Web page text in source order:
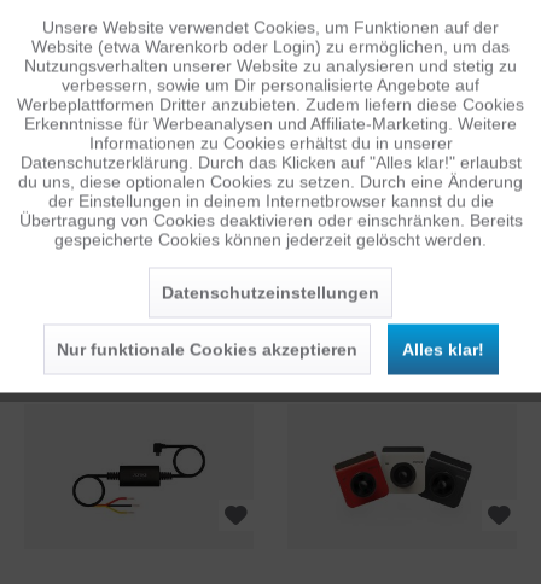
29,98 €
UVP: 59,95 €1 12,48 €
UVP: 24,95 €
19,98 €
UVP: 39,95 €
REARCAM RC09 SET
ab 99,95 €
Funktionale Aktiv
Tracking Inaktiv
Personalisierung Inaktiv
Service Inaktiv
Unsere Website verwendet Cookies, um Funktionen auf der
Website (etwa Warenkorb oder Login) zu ermöglichen, um das
Nutzungsverhalten unserer Website zu analysieren und stetig zu
verbessern, sowie um Dir personalisierte Angebote auf
Werbeplattformen Dritter anzubieten. Zudem liefern diese Cookies
Erkenntnisse für Werbeanalysen und Affiliate-Marketing. Weitere
Informationen zu Cookies erhältst du in unserer
Datenschutzerklärung. Durch das Klicken auf "Alles klar!" erlaubst
du uns, diese optionalen Cookies zu setzen. Durch eine Änderung
der Einstellungen in deinem Internetbrowser kannst du die
Übertragung von Cookies deaktivieren oder einschränken. Bereits
gespeicherte Cookies können jederzeit gelöscht werden.
Datenschutzeinstellungen
Nur funktionale Cookies akzeptieren Alles klar!